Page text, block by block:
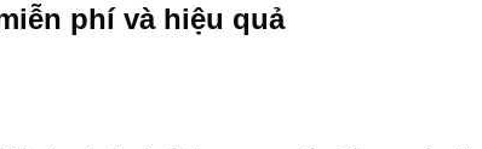
phí và hiệu quả